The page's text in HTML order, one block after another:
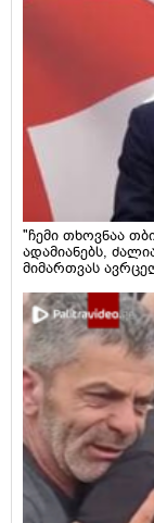
"ჩემი თხოვნაა
ადამიანებს,
მიმართვას